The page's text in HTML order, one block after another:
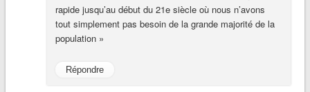
rapide jusqu’au début du 21e siècle où nous n’avons
tout simplement pas besoin de la grande majorité de la
population »
Répondre